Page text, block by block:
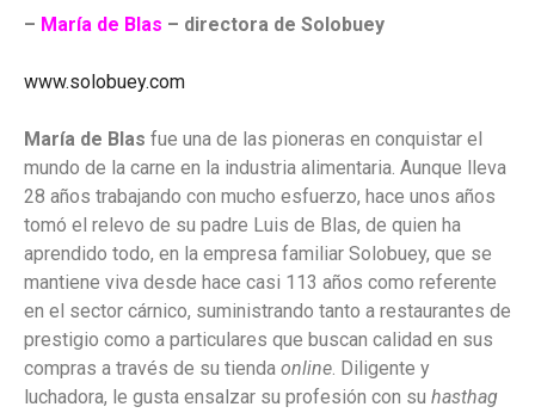
– María de Blas – directora de Solobuey
www.solobuey.com
María de Blas fue una de las pioneras en conquistar el
mundo de la carne en la industria alimentaria. Aunque lleva
28 años trabajando con mucho esfuerzo, hace unos años
tomó el relevo de su padre Luis de Blas, de quien ha
aprendido todo, en la empresa familiar Solobuey, que se
mantiene viva desde hace casi 113 años como referente
en el sector cárnico, suministrando tanto a restaurantes de
prestigio como a particulares que buscan calidad en sus
compras a través de su tienda online. Diligente y
luchadora, le gusta ensalzar su profesión con su hasthag